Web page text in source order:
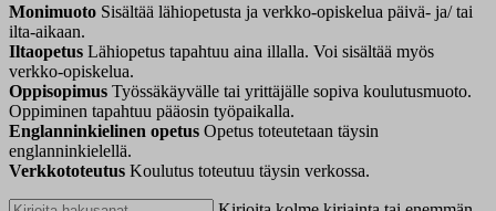
Monimuoto Sisältää lähiopetusta ja verkko-opiskelua päivä- ja/ tai
ilta-aikaan.
Iltaopetus Lähiopetus tapahtuu aina illalla. Voi sisältää myös
verkko-opiskelua.
Oppisopimus Työssäkäyvälle tai yrittäjälle sopiva koulutusmuoto.
Oppiminen tapahtuu pääosin työpaikalla.
Englanninkielinen opetus Opetus toteutetaan täysin
englanninkielellä.
Verkkototeutus Koulutus toteutuu täysin verkossa.